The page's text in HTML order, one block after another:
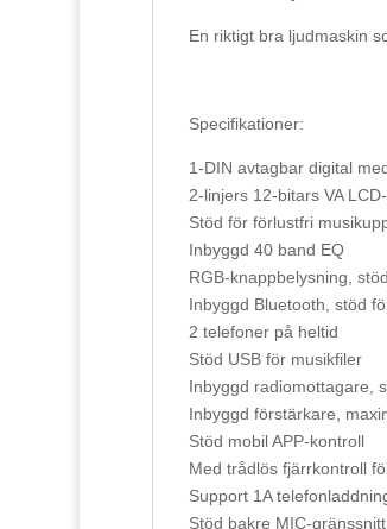
En riktigt bra ljudmaskin
Specifikationer:
1-DIN avtagbar digital
2-linjers 12-bitars VA
Stöd för förlustfri
Inbyggd 40 band EQ
RGB-knappbelysning,
Inbyggd Bluetooth, stöd
2 telefoner på heltid
Stöd USB för musikfiler
Inbyggd radiomottagare,
Inbyggd förstärkare,
Stöd mobil APP-kontroll
Med trådlös fjärrkontroll
Support 1A
Stöd bakre MIC-gränssnitt